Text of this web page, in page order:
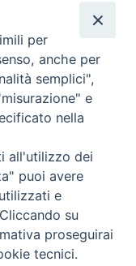
riservati - Vita
Torna
per
anche per
semplici",
e
nella
all'utilizzo dei
puoi avere
e
su
proseguirai
tecnici.